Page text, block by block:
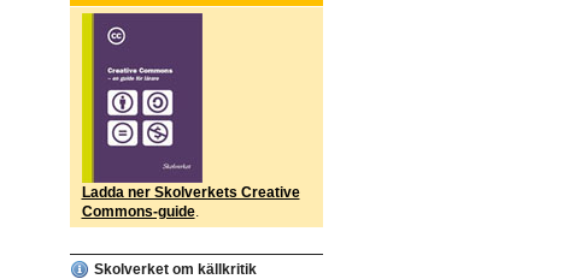
Ladda ner Skolverkets Creative
Commons-guide.
Skolverket om källkritik